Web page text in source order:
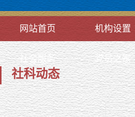
网站首页 机构设置
社会服务 党员之家
社科动态